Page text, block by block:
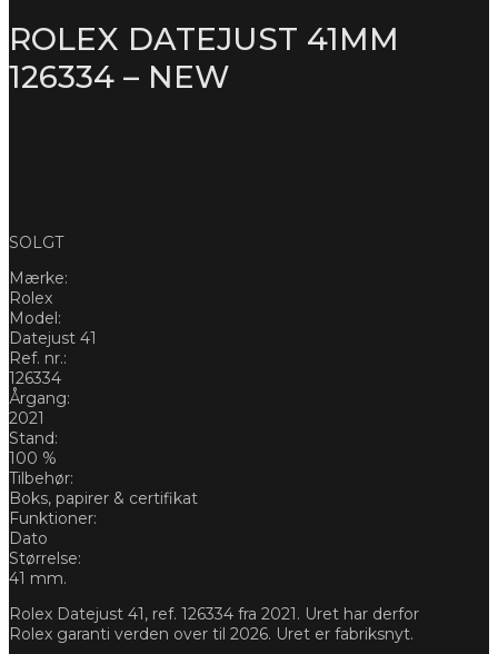
ROLEX DATEJUST 41MM
126334 – NEW
SOLGT
Mærke:
Rolex
Model:
Datejust 41
Ref. nr.:
126334
Årgang:
2021
Stand:
100 %
Tilbehør:
Boks, papirer & certifikat
Funktioner:
Dato
Størrelse:
41 mm.
Rolex Datejust 41, ref. 126334 fra 2021. Uret har derfor
Rolex garanti verden over til 2026. Uret er fabriksnyt.